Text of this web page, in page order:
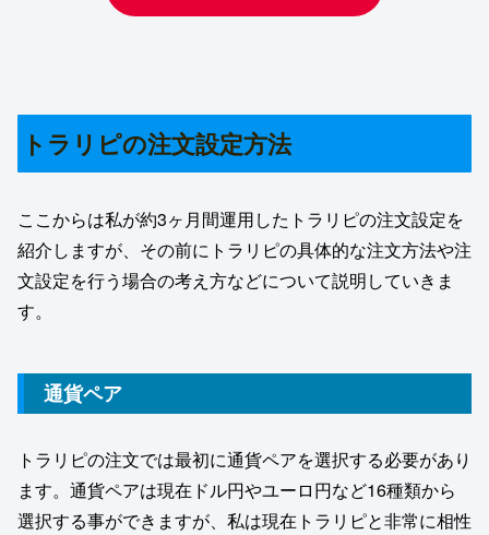
トラリピの注文設定方法
ここからは私が約3ヶ月間運用したトラリピの注文設定を
紹介しますが、その前にトラリピの具体的な注文方法や注
文設定を行う場合の考え方などについて説明していきま
す。
通貨ペア
トラリピの注文では最初に通貨ペアを選択する必要があり
ます。通貨ペアは現在ドル円やユーロ円など16種類から
選択する事ができますが、私は現在トラリピと非常に相性